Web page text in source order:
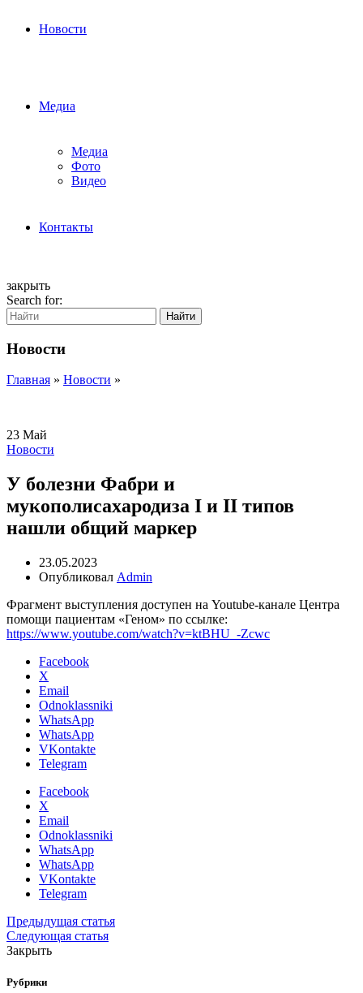
Новости
Медиа
Медиа
Фото
Видео
Контакты
закрыть
Search for:
Найти
Новости
Главная » Новости »
23 Май
Новости
У болезни Фабри и
мукополисахародиза I и II типов
нашли общий маркер
23.05.2023
Опубликовал Admin
Фрагмент выступления доступен на Youtube-канале Центра
помощи пациентам «Геном» по ссылке:
https://www.youtube.com/watch?v=ktBHU_-Zcwc
Facebook
X
Email
Odnoklassniki
WhatsApp
WhatsApp
VKontakte
Telegram
Facebook
X
Email
Odnoklassniki
WhatsApp
WhatsApp
VKontakte
Telegram
Предыдущая статья
Следующая статья
Закрыть
Рубрики